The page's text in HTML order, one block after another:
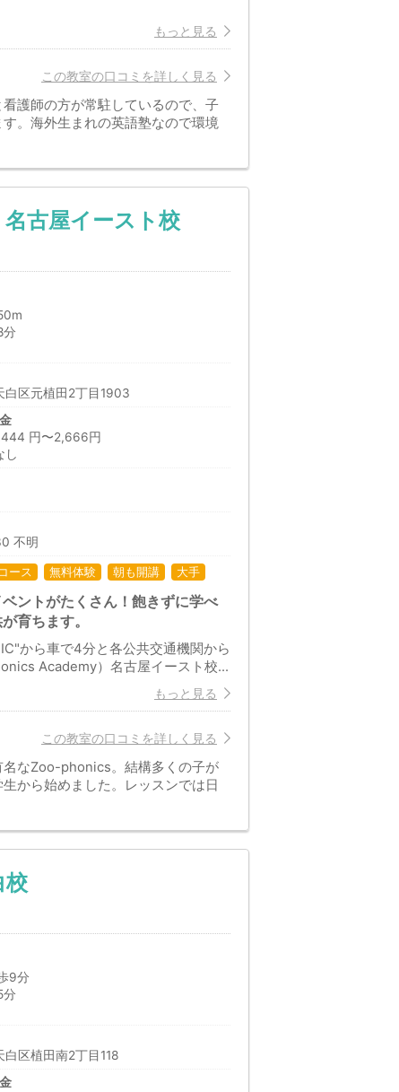
もっと見る
この教室の口コミを詳しく見る
護師の方が常駐しているので、子
。海外生まれの英語塾なので環境
古屋イースト校
分
白区元植田2丁目1903
円〜2,666円
し
不明
ース 無料体験 朝も開講 大手
ントがたくさん！飽きずに学べ
育ちます。
から車で4分と各公共交通機関から
Academy）名古屋イースト校...
もっと見る
この教室の口コミを詳しく見る
名なZoo-phonics。結構多くの子が
から始めました。レッスンでは日
校
9分
分
区植田南2丁目118